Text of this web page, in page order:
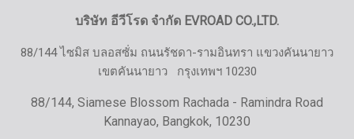
บริษัท อีวีโรด จำกัด EVROAD CO.,LTD.
88/144 ไซมิส บลอสซั่ม ถนนรัชดา-รามอินทรา แขวงคันนายาว
เขตคันนายาว กรุงเทพฯ 10230
88/144, Siamese Blossom Rachada - Ramindra Road
Kannayao, Bangkok, 10230